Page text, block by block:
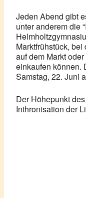
Jeden Abend gibt
unter anderem die
Marktfrühstück,
auf dem Markt
einkaufen können.
Samstag, 22. Juni
Der Höhepunkt
Inthronisation der